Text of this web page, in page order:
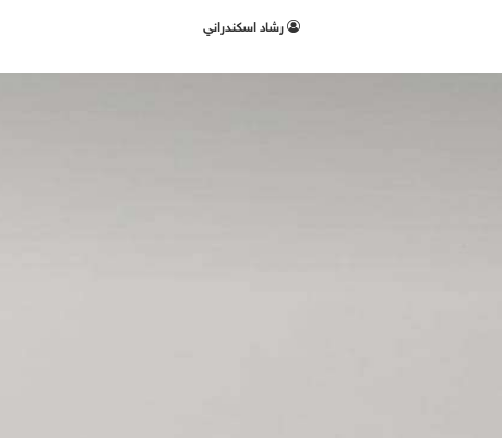
‫رشاد اسكندراني